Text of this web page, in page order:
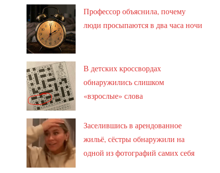
Профессор объяснила, почему
люди просыпаются в два часа ночи
В детских кроссвордах
обнаружились слишком
«взрослые» слова
Заселившись в арендованное
жильё, сёстры обнаружили на
одной из фотографий самих себя